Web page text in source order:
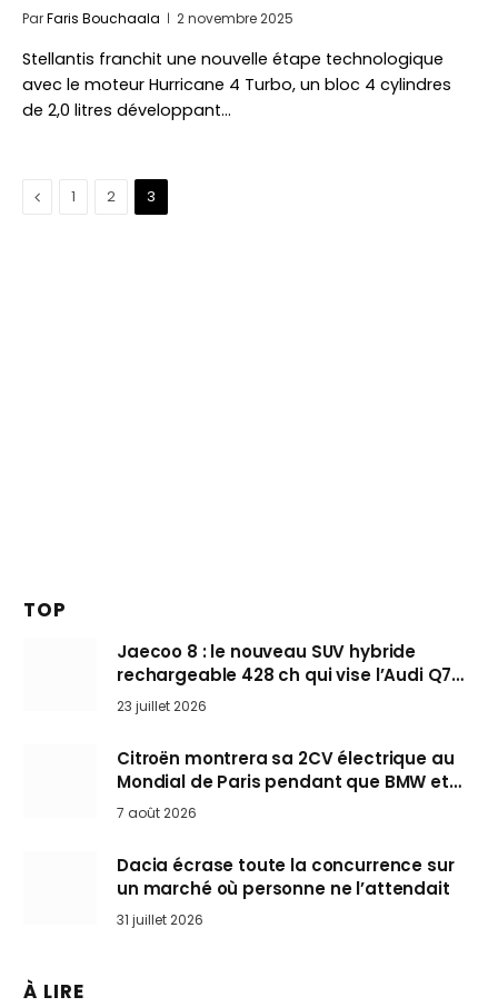
ParFaris Bouchaala 2 novembre 2025
Stellantis franchit une nouvelle étape technologique
avec le moteur Hurricane 4 Turbo, un bloc 4 cylindres
de 2,0 litres développant…
Précédent
1 2 3
TOP
Jaecoo 8 : le nouveau SUV hybride
rechargeable 428 ch qui vise l’Audi Q7
arrive en Europe cet automne
23 juillet 2026
Citroën montrera sa 2CV électrique au
Mondial de Paris pendant que BMW et
Mini désertent le salon
7 août 2026
Dacia écrase toute la concurrence sur
un marché où personne ne l’attendait
31 juillet 2026
À LIRE